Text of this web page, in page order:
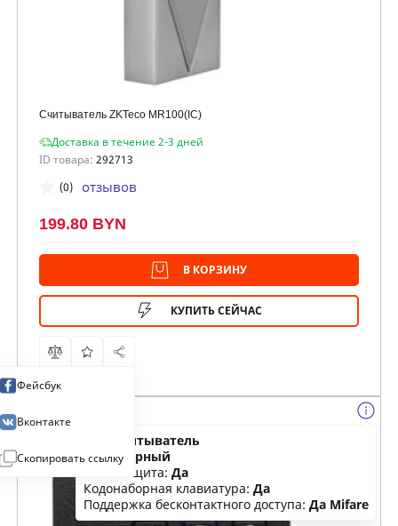
Считыватель ZKTeco MR100(IC)
Доставка в течение 2-3 дней
ID товара: 292713
(0) отзывов
199.80 BYN
В КОРЗИНУ
КУПИТЬ СЕЙЧАС
Фейсбук
Вконтакте
Скопировать ссылку
считыватель
Цвет:черный
Влагозащита: Да
Кодонаборная клавиатура: Да
Поддержка бесконтактного доступа: Да Mifare